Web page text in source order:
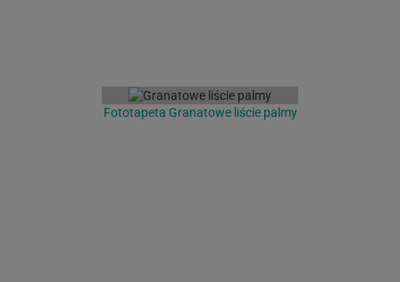
Fototapeta Granatowe liście palmy